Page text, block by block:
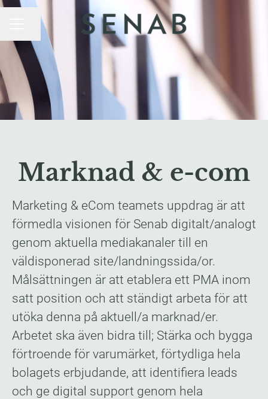
KARRIÄRMENY
Dela sidan
Marknad & e-com
Marketing & eCom teamets uppdrag är att
förmedla visionen för Senab digitalt/analogt
genom aktuella mediakanaler till en
väldisponerad site/landningssida/or.
Målsättningen är att etablera ett PMA inom
satt position och att ständigt arbeta för att
utöka denna på aktuell/a marknad/er.
Arbetet ska även bidra till; Stärka och bygga
förtroende för varumärket, förtydliga hela
bolagets erbjudande, att identifiera leads
och ge digital support genom hela